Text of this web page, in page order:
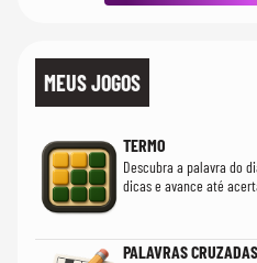
MEUS JOGOS
TERMO
Descubra a palavra do
dicas e avance até
PALAVRAS CRUZADAS